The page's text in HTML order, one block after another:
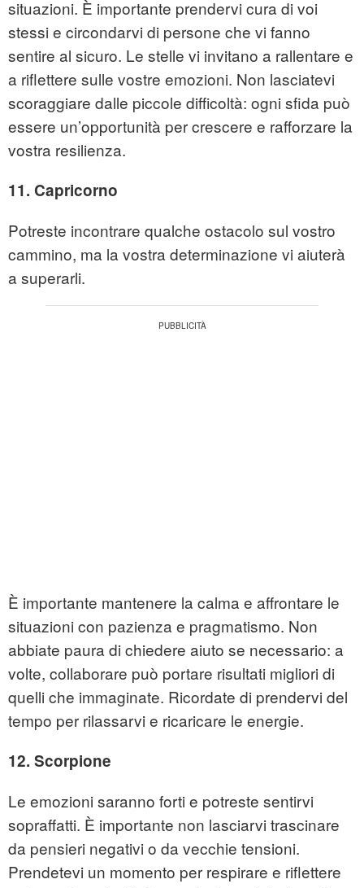
situazioni. È importante prendervi cura di voi
stessi e circondarvi di persone che vi fanno
sentire al sicuro. Le stelle vi invitano a rallentare e
a riflettere sulle vostre emozioni. Non lasciatevi
scoraggiare dalle piccole difficoltà: ogni sfida può
essere un’opportunità per crescere e rafforzare la
vostra resilienza.
11. Capricorno
Potreste incontrare qualche ostacolo sul vostro
cammino, ma la vostra determinazione vi aiuterà
a superarli.
È importante mantenere la calma e affrontare le
situazioni con pazienza e pragmatismo. Non
abbiate paura di chiedere aiuto se necessario: a
volte, collaborare può portare risultati migliori di
quelli che immaginate. Ricordate di prendervi del
tempo per rilassarvi e ricaricare le energie.
12. Scorpione
Le emozioni saranno forti e potreste sentirvi
sopraffatti. È importante non lasciarvi trascinare
da pensieri negativi o da vecchie tensioni.
Prendetevi un momento per respirare e riflettere